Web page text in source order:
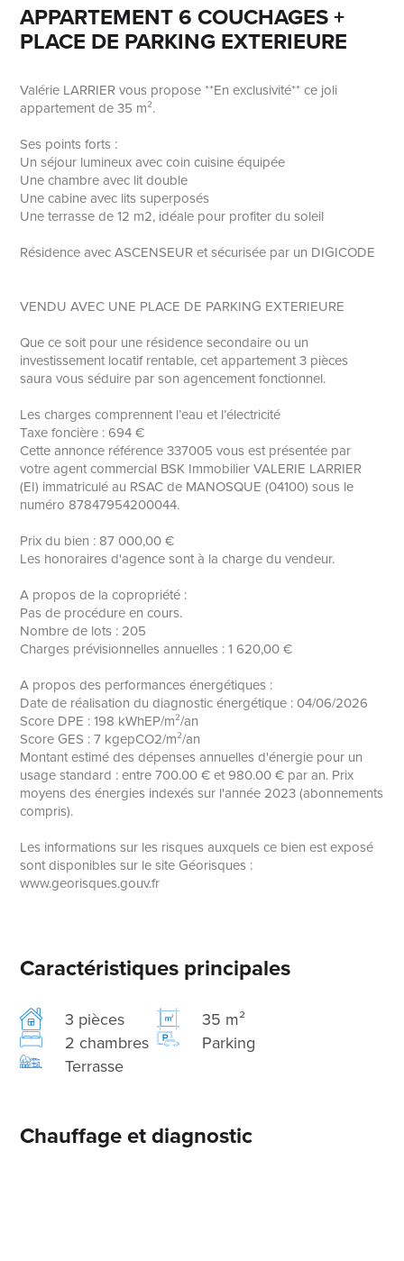
APPARTEMENT 6 COUCHAGES +
PLACE DE PARKING EXTERIEURE
Valérie LARRIER vous propose **En exclusivité** ce joli
appartement de 35 m².
Ses points forts :
Un séjour lumineux avec coin cuisine équipée
Une chambre avec lit double
Une cabine avec lits superposés
Une terrasse de 12 m2, idéale pour profiter du soleil
Résidence avec ASCENSEUR et sécurisée par un DIGICODE
VENDU AVEC UNE PLACE DE PARKING EXTERIEURE
Que ce soit pour une résidence secondaire ou un
investissement locatif rentable, cet appartement 3 pièces
saura vous séduire par son agencement fonctionnel.
Les charges comprennent l’eau et l’électricité
Taxe foncière : 694 €
Cette annonce référence 337005 vous est présentée par
votre agent commercial BSK Immobilier VALERIE LARRIER
(EI) immatriculé au RSAC de MANOSQUE (04100) sous le
numéro 87847954200044.
Prix du bien : 87 000,00 €
Les honoraires d'agence sont à la charge du vendeur.
A propos de la copropriété :
Pas de procédure en cours.
Nombre de lots : 205
Charges prévisionnelles annuelles : 1 620,00 €
A propos des performances énergétiques :
Date de réalisation du diagnostic énergétique : 04/06/2026
Score DPE : 198 kWhEP/m²/an
Score GES : 7 kgepCO2/m²/an
Montant estimé des dépenses annuelles d'énergie pour un
usage standard : entre 700.00 € et 980.00 € par an. Prix
moyens des énergies indexés sur l'année 2023 (abonnements
compris).
Les informations sur les risques auxquels ce bien est exposé
sont disponibles sur le site Géorisques :
www.georisques.gouv.fr
Caractéristiques principales
3 pièces
35 m²
2 chambres
Parking
Terrasse
Chauffage et diagnostic